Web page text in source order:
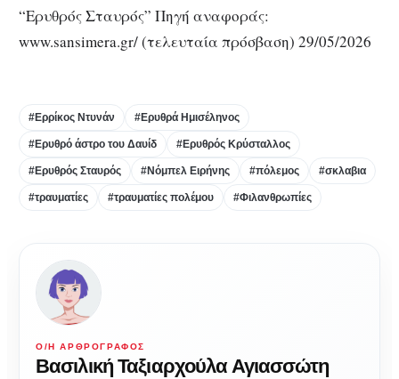
“Ερυθρός Σταυρός” Πηγή αναφοράς:
www.sansimera.gr/ (τελευταία πρόσβαση) 29/05/2026
#Ερρίκος Ντυνάν #Ερυθρά Ημισέληνος
#Ερυθρό άστρο του Δαυίδ #Ερυθρός Κρύσταλλος
#Ερυθρός Σταυρός #Νόμπελ Ειρήνης #πόλεμος #σκλαβια
#τραυματίες #τραυματίες πολέμου #Φιλανθρωπίες
Ο/Η ΑΡΘΡΟΓΡΆΦΟΣ
Βασιλική Ταξιαρχούλα Αγιασσώτη